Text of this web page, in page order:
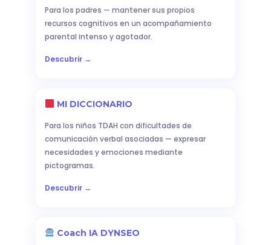
Para los padres — mantener sus propios
recursos cognitivos en un acompañamiento
parental intenso y agotador.
Descubrir →
MI DICCIONARIO
Para los niños TDAH con dificultades de
comunicación verbal asociadas — expresar
necesidades y emociones mediante
pictogramas.
Descubrir →
Coach IA DYNSEO